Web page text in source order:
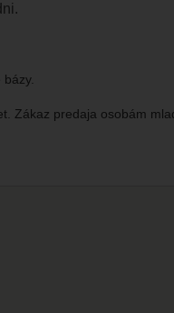
Zákaz predaja osobám